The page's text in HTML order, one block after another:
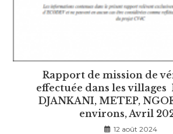
Rapport de mission de
effectuée dans les villages
DJANKANI, METEP,
environs, Avril
12 août 2024